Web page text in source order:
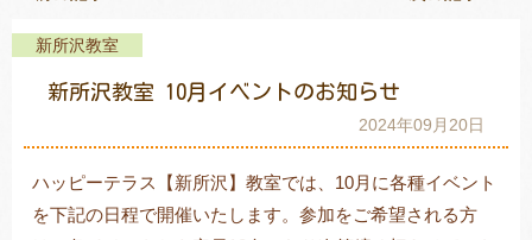
教室一覧
新所沢教室
新所沢教室 10月イベントのお知らせ
2024年09月20日
ハッピーテラス【新所沢】教室では、10月に各種イベント
を下記の日程で開催いたします。参加をご希望される方